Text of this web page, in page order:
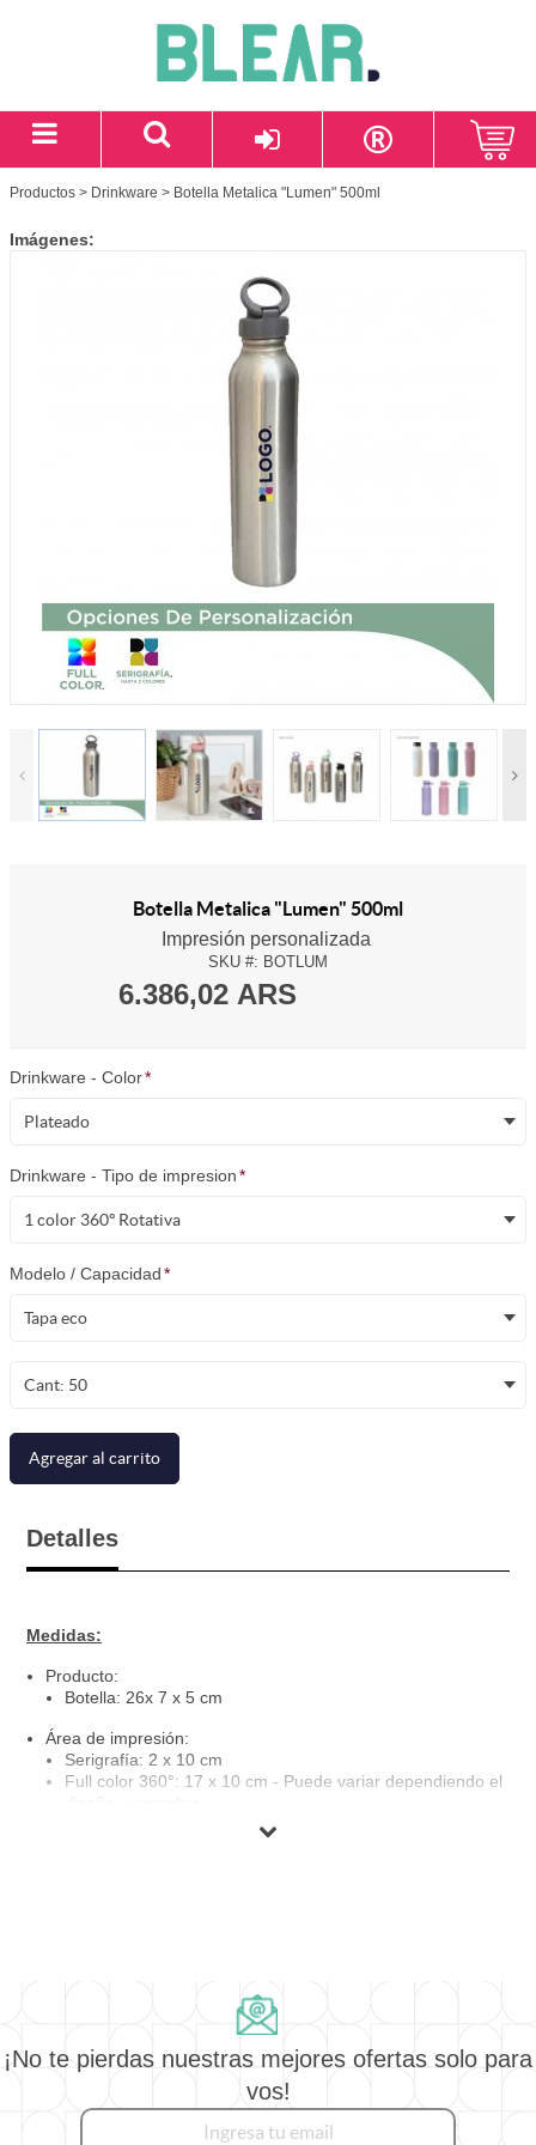
Productos > Drinkware > Botella Metalica "Lumen" 500ml
Imágenes:
Botella Metalica "Lumen" 500ml
Impresión personalizada
SKU #: BOTLUM
6.386,02 ARS
Drinkware - Color*
Plateado
Drinkware - Tipo de impresion*
1 color 360º Rotativa
Modelo / Capacidad*
Tapa eco
Cant: 50
Agregar al carrito
Detalles
Medidas:
Producto:
Botella: 26x 7 x 5 cm
Área de impresión:
Serigrafía: 2 x 10 cm
Full color 360°: 17 x 10 cm - Puede variar dependiendo el
500 ml.
Colores disponibles de tapas:
¡No te pierdas nuestras mejores ofertas solo para
vos!